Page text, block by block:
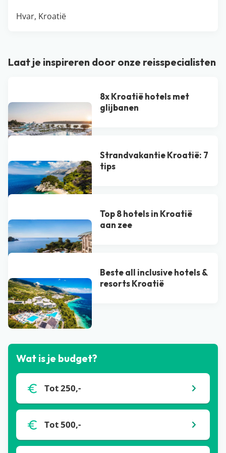
Hvar, Kroatië
Laat je inspireren door onze reisspecialisten
8x Kroatië hotels met
glijbanen
Strandvakantie Kroatië: 7
tips
Top 8 hotels in Kroatië
aan zee
Beste all inclusive hotels &
resorts Kroatië
Bekijk alle blogs
Wat is je budget?
Tot 250,-
Tot 500,-